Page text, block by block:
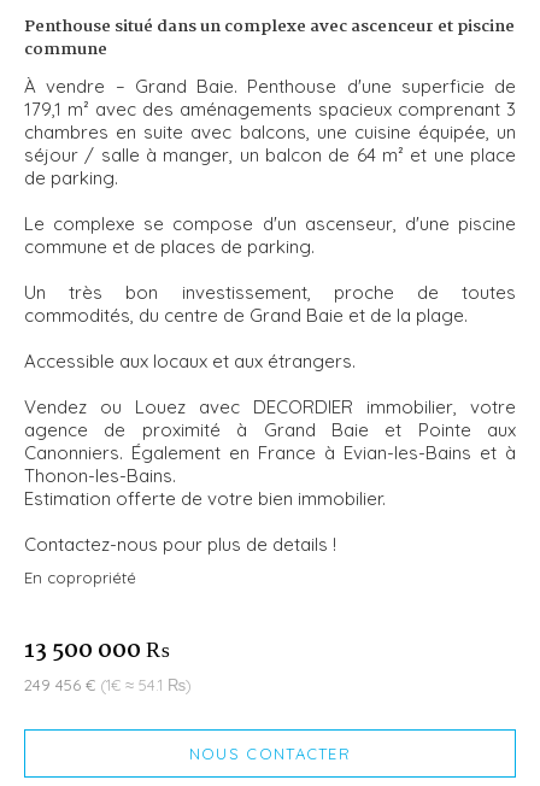
Penthouse situé dans un complexe avec ascenceur et piscine
commune
À vendre – Grand Baie. Penthouse d'une superficie de
179,1 m² avec des aménagements spacieux comprenant 3
chambres en suite avec balcons, une cuisine équipée, un
séjour / salle à manger, un balcon de 64 m² et une place
de parking.
Le complexe se compose d'un ascenseur, d'une piscine
commune et de places de parking.
Un très bon investissement, proche de toutes
commodités, du centre de Grand Baie et de la plage.
Accessible aux locaux et aux étrangers.
Vendez ou Louez avec DECORDIER immobilier, votre
agence de proximité à Grand Baie et Pointe aux
Canonniers. Également en France à Evian-les-Bains et à
Thonon-les-Bains.
Estimation offerte de votre bien immobilier.
Contactez-nous pour plus de details !
En copropriété
13 500 000 ₨
249 456 € (1€ ≈ 54.1 ₨)
NOUS CONTACTER